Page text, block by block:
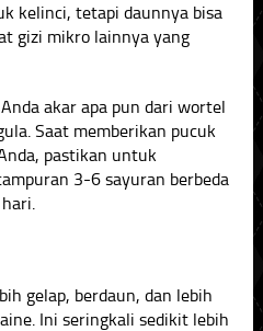
kelinci, tetapi daunnya bisa
gizi mikro lainnya yang
akar apa pun dari wortel
Saat memberikan pucuk
pastikan untuk
3-6 sayuran berbeda
gelap, berdaun, dan lebih
Ini seringkali sedikit lebih